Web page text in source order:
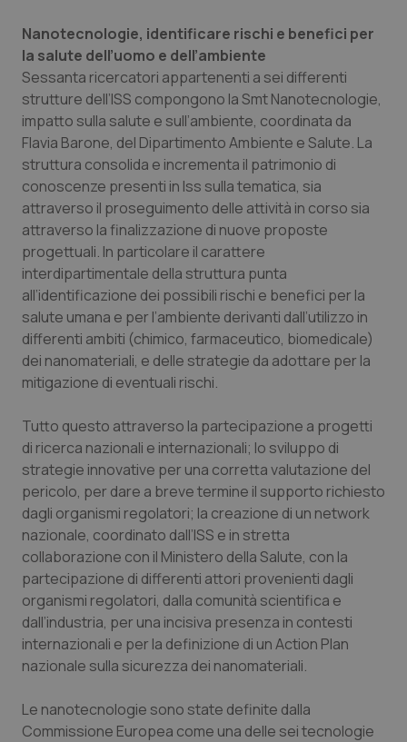
Sangue & coagulazione
Tiroide
Tumore al seno
Tumore ovarico
Tumori del Polmone & Testa Collo
Tumori gastrointestinali
Ulcera & Reflusso
Vaccini
Nanotecnologie, identificare rischi e benefici per
la salute dell’uomo e dell’ambiente
Sessanta ricercatori appartenenti a sei differenti
strutture dell’ISS compongono la Smt Nanotecnologie,
impatto sulla salute e sull’ambiente, coordinata da
Flavia Barone, del Dipartimento Ambiente e Salute. La
struttura consolida e incrementa il patrimonio di
conoscenze presenti in Iss sulla tematica, sia
attraverso il proseguimento delle attività in corso sia
attraverso la finalizzazione di nuove proposte
progettuali. In particolare il carattere
interdipartimentale della struttura punta
all’identificazione dei possibili rischi e benefici per la
salute umana e per l’ambiente derivanti dall’utilizzo in
differenti ambiti (chimico, farmaceutico, biomedicale)
dei nanomateriali, e delle strategie da adottare per la
mitigazione di eventuali rischi.
Tutto questo attraverso la partecipazione a progetti
di ricerca nazionali e internazionali; lo sviluppo di
strategie innovative per una corretta valutazione del
pericolo, per dare a breve termine il supporto richiesto
dagli organismi regolatori; la creazione di un network
nazionale, coordinato dall’ISS e in stretta
collaborazione con il Ministero della Salute, con la
partecipazione di differenti attori provenienti dagli
organismi regolatori, dalla comunità scientifica e
dall’industria, per una incisiva presenza in contesti
internazionali e per la definizione di un Action Plan
nazionale sulla sicurezza dei nanomateriali.
Le nanotecnologie sono state definite dalla
Commissione Europea come una delle sei tecnologie